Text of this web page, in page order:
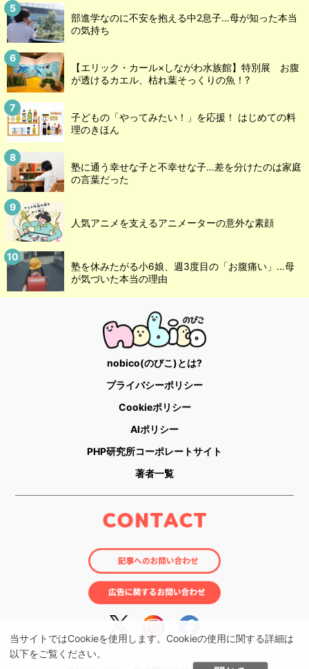
当サイトではCookieを使用します。Cookieの使用に関する詳細は
以下をご覧ください。
部進学なのに不安を抱える中2息子…母が知った本当
の気持ち
【エリック・カール×しながわ水族館】特別展 お腹
が透けるカエル、枯れ葉そっくりの魚！?
子どもの「やってみたい！」を応援！ はじめての料
理のきほん
塾に通う幸せな子と不幸せな子…差を分けたのは家庭
の言葉だった
人気アニメを支えるアニメーターの意外な素顔
塾を休みたがる小6娘、週3度目の「お腹痛い」…母
が気づいた本当の理由
nobico(のびこ)とは?
プライバシーポリシー
Cookieポリシー
AIポリシー
PHP研究所コーポレートサイト
著者一覧